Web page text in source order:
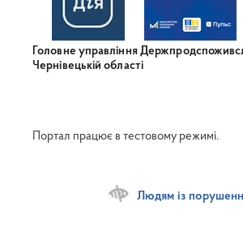
Головне управління
Чернівецькій області
Портал працює в тестовому режимі.
Людям із